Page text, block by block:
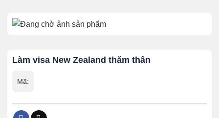
Làm visa New Zealand thăm thân
Mã: